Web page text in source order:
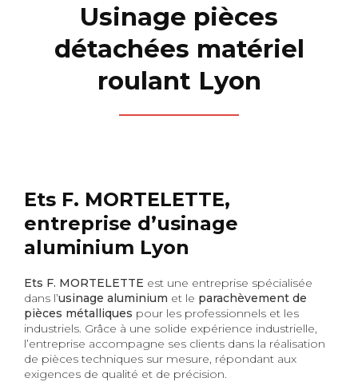
Usinage pièces
détachées matériel
roulant Lyon
Ets F. MORTELETTE,
entreprise d’usinage
aluminium Lyon
Ets F. MORTELETTE est une entreprise spécialisée
dans l’usinage aluminium et le parachèvement de
pièces métalliques pour les professionnels et les
industriels. Grâce à une solide expérience industrielle,
l’entreprise accompagne ses clients dans la réalisation
de pièces techniques sur mesure, répondant aux
exigences de qualité et de précision.